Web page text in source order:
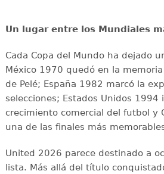
Un lugar entre los Mundiales
Cada Copa del Mundo ha dejado
México 1970 quedó en la
de Pelé; España 1982 marcó la
selecciones; Estados Unidos 1994
crecimiento comercial del futbol y
una de las finales más
United 2026 parece destinado a
lista. Más allá del título